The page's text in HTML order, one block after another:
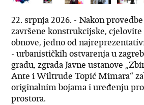
22. srpnja 2026. - Nakon
završene konstrukcijske,
obnove, jedno od
- urbanističkih ostvarenja u
gradu, zgrada Javne ustanove
Ante i Wiltrude Topić Mimara“
originalnim bojama i uređenju
prostora.